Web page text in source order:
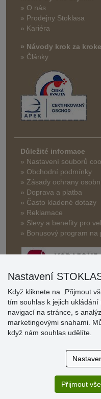
» O nás
» Prodejny Stoklasa
» Kariéra
» Návody krok za
» Články
Důležité informace
» Nastavení souborů
» Obchodní podmínky
» Zásady ochrany
» Doprava a platba
» Často kladené dotazy
» Reklamace
» Slevy a benefity pro
» Bonusový program na
Hodnocení
zákazníků
Super obchod, kvalitní
Sortiment za fajn ceny
Nastavení
Když kliknete na „Přijmout
tím souhlas k jejich
navigací na stránce, s
marketingovými snahami.
když nám souhlas udělíte.
Přijmout